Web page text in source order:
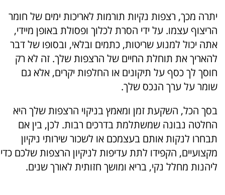
יתרה מכך, רצפות נקיות תורמות לאריכות ימים של חומר
הריצוף עצמו. על ידי הסרת לכלוך ופסולת באופן מיידי,
אתה יכול למנוע שריטות, כתמים ובלאי, ובסופו של דבר
להאריך את תוחלת החיים של הרצפות שלך. זה לא רק
חוסך לך כסף על תיקונים או החלפות יקרים, אלא גם
שומר על ערך הנכס שלך.
בסך הכל, השקעת זמן ומאמץ בניקוי הרצפות שלך היא
החלטה נבונה שמשתלמת בדרכים רבות. לכן, בין אם
תבחרו לנקות אותם בעצמכם או לשכור שירותי ניקיון
מקצועיים, הקפידו לתת עדיפות לניקיון הרצפות שלכם כדי
ליהנות מחלל נקי, בריא ומושך חזותית לאורך שנים.